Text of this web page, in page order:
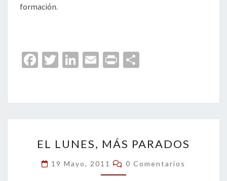
formación.
Fa
o
o
k
T
er
Li
dI
n
E
l
Pr
p
ar
tir
LUNES,
MÁS
PARADOS
EL LUNES, MÁS PARADOS
19 Mayo, 2011 Comentarios
0 Comentarios